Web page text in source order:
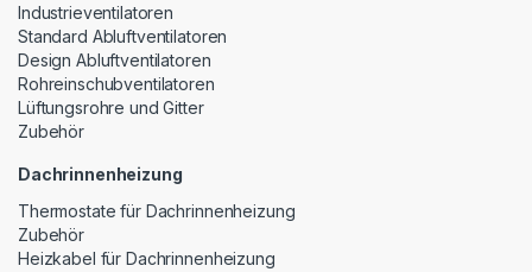
Industrieventilatoren
Standard Abluftventilatoren
Design Abluftventilatoren
Rohreinschubventilatoren
Lüftungsrohre und Gitter
Zubehör
Dachrinnenheizung
Thermostate für Dachrinnenheizung
Zubehör
Heizkabel für Dachrinnenheizung